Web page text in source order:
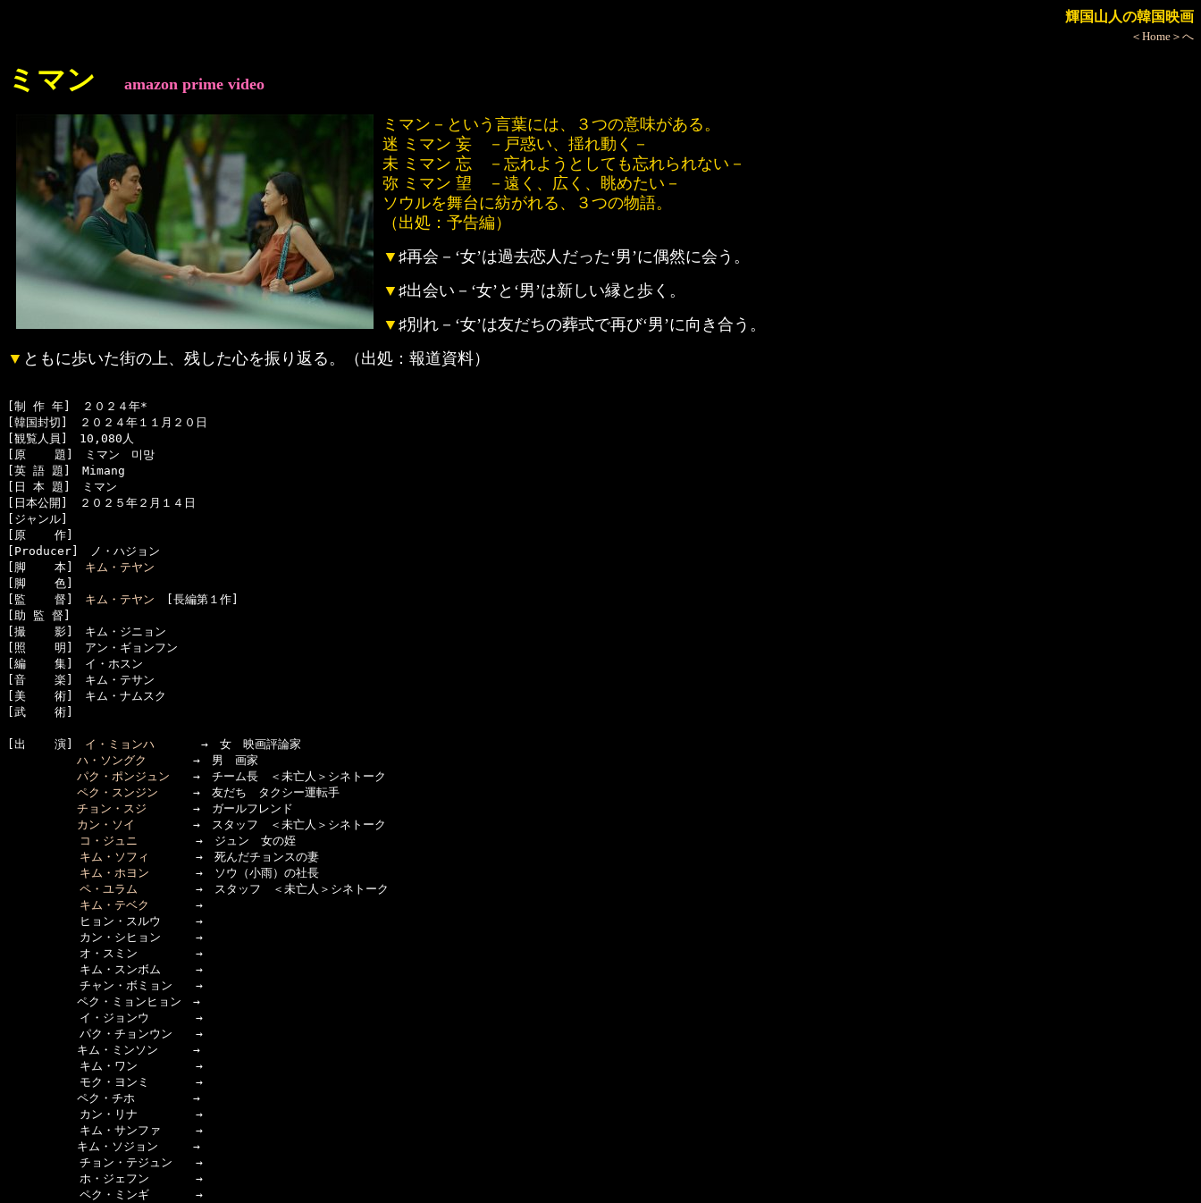
輝国山人の韓国映画
＜Home＞へ
ミマン amazon prime video
ミマン－という言葉には、３つの意味がある。
迷 ミマン 妄 －戸惑い、揺れ動く－
未 ミマン 忘 －忘れようとしても忘れられない－
弥 ミマン 望 －遠く、広く、眺めたい－
ソウルを舞台に紡がれる、３つの物語。
（出処：予告編）
▼ ♯再会－‘女’は過去恋人だった‘男’に偶然に会う。
▼ ♯出会い－‘女’と‘男’は新しい縁と歩く。
▼ ♯別れ－‘女’は友だちの葬式で再び‘男’に向き合う。
▼ ともに歩いた街の上、残した心を振り返る。（出処：報道資料）
[制 作 年]　２０２４年*
[韓国封切]　２０２４年１１月２０日
[観覧人員]　10,080人
[原    題]　ミマン　미망
[英 語 題]　Mimang
[日 本 題]　ミマン
[日本公開]　２０２５年２月１４日
[ジャンル]
[原    作]
[Producer]　ノ・ハジョン
[脚    本] キム・テヤン
[脚    色]
[監    督] キム・テヤン [長編第１作]
[助 監 督]
[撮    影]　キム・ジニョン
[照    明]　アン・ギョンフン
[編    集]　イ・ホスン
[音    楽]　キム・テサン
[美    術]　キム・ナムスク
[武    術]
[出    演] イ・ミョンハ →　女　映画評論家
ハ・ソングク
→　男　画家
パク・ポンジュン →　チーム長　＜未亡人＞シネトーク
ペク・スンジン →　友だち　タクシー運転手
チョン・スジ →　ガールフレンド
カン・ソイ
→　スタッフ　＜未亡人＞シネトーク
コ・ジュニ →　ジュン　女の姪
キム・ソフィ
→　死んだチョンスの妻
キム・ホヨン →　ソウ（小雨）の社長
ペ・ユラム →　スタッフ　＜未亡人＞シネトーク
キム・テベク
→
  　　　　　ヒョン・スルウ　　　→
  　　　　　カン・シヒョン　　　→
  　　　　　オ・スミン　　　　　→
  　　　　　キム・スンボム　　　→
  　　　　　チャン・ボミョン　　→
ペク・ミョンヒョン　→
  　　　　　イ・ジョンウ　　　　→
  　　　　　パク・チョンウン　　→
キム・ミンソン　　　→
  　　　　　キム・ワン　　　　　→
  　　　　　モク・ヨンミ　　　　→
ペク・チホ　　　　　→
  　　　　　カン・リナ　　　　　→
  　　　　　キム・サンファ　　　→
キム・ソジョン　　　→
  　　　　　チョン・テジュン　　→
  　　　　　ホ・ジェフン　　　　→
  　　　　　ペク・ミンギ　　　　→